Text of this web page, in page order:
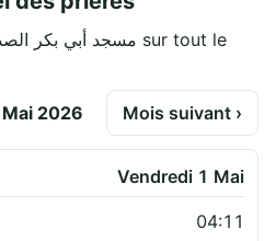
Mai 2026 Mois suivant ›
Vendredi 1 Mai
04:11